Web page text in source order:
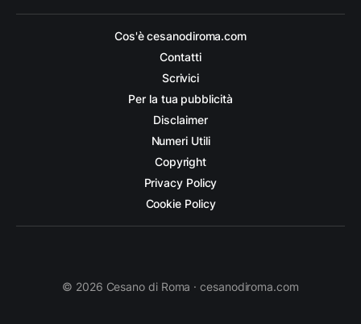
Cos'è cesanodiroma.com
Contatti
Scrivici
Per la tua pubblicità
Disclaimer
Numeri Utili
Copyright
Privacy Policy
Cookie Policy
© 2026 Cesano di Roma · cesanodiroma.com